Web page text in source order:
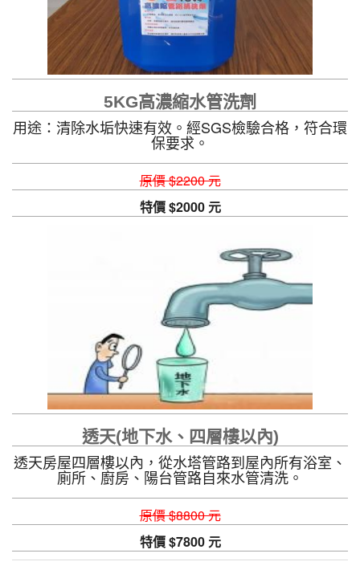
5KG高濃縮水管洗劑
用途：清除水垢快速有效。經SGS檢驗合格，符合環
保要求。
原價 $2200 元
特價 $2000 元
透天(地下水、四層樓以內)
透天房屋四層樓以內，從水塔管路到屋內所有浴室、
廁所、廚房、陽台管路自來水管清洗。
原價 $8800 元
特價 $7800 元